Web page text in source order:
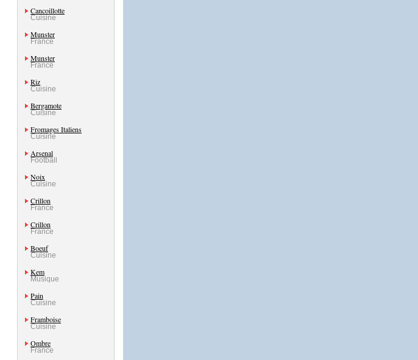
Cancoillotte
Cuisine
Munster
France
Munster
France
Riz
Cuisine
Bergamote
Cuisine
Fromages Italiens
Cuisine
Arsenal
Football
Noix
Cuisine
Crillon
France
Crillon
France
Boeuf
Cuisine
Kem
Musique
Pain
Cuisine
Framboise
Cuisine
Ombre
France